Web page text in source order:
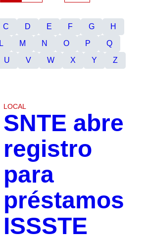
C D E F G
H
L M N O P
Q
U V W X Y Z
LOCAL
SNTE abre
registro
para
préstamos
ISSSTE